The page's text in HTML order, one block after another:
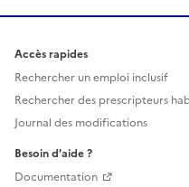
Accès rapides
Rechercher un emploi inclusif
Rechercher des prescripteurs
Journal des modifications
Besoin d'aide ?
Documentation